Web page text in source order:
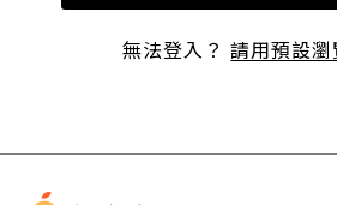
無法登入？請用預設